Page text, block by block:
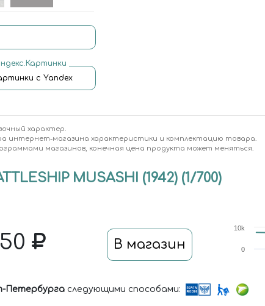
с Yandex
характер.
интернет-магазина характеристики и комплектацию товара.
магазинов, конечная цена продукта может меняться.
MUSASHI (1942) (1/700)
В магазин 0
10k
Петербурга следующими способами: